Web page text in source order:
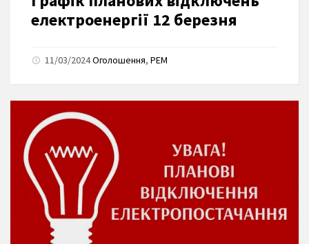
електроенергії 12 березня
11/03/2024Оголошення, РЕМ